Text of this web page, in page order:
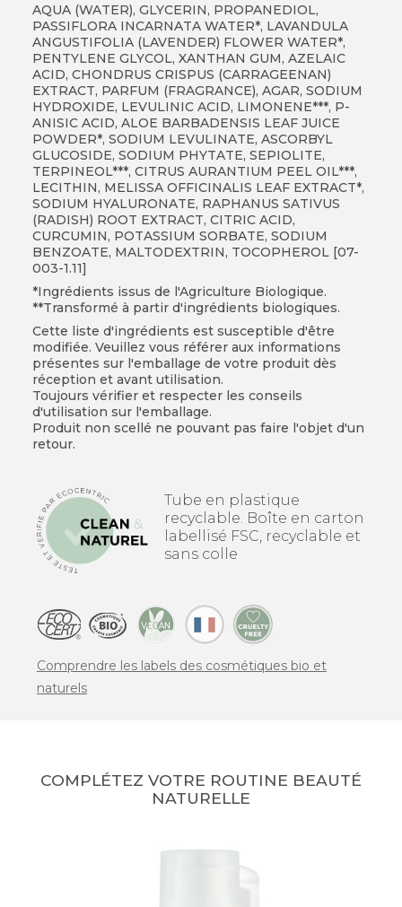
AQUA (WATER), GLYCERIN, PROPANEDIOL,
PASSIFLORA INCARNATA WATER*, LAVANDULA
ANGUSTIFOLIA (LAVENDER) FLOWER WATER*,
PENTYLENE GLYCOL, XANTHAN GUM, AZELAIC
ACID, CHONDRUS CRISPUS (CARRAGEENAN)
EXTRACT, PARFUM (FRAGRANCE), AGAR, SODIUM
HYDROXIDE, LEVULINIC ACID, LIMONENE***, P-
ANISIC ACID, ALOE BARBADENSIS LEAF JUICE
POWDER*, SODIUM LEVULINATE, ASCORBYL
GLUCOSIDE, SODIUM PHYTATE, SEPIOLITE,
TERPINEOL***, CITRUS AURANTIUM PEEL OIL***,
LECITHIN, MELISSA OFFICINALIS LEAF EXTRACT*,
SODIUM HYALURONATE, RAPHANUS SATIVUS
(RADISH) ROOT EXTRACT, CITRIC ACID,
CURCUMIN, POTASSIUM SORBATE, SODIUM
BENZOATE, MALTODEXTRIN, TOCOPHEROL [07-
003-1.11]​
*Ingrédients issus de l'Agriculture Biologique.​
**Transformé à partir d'ingrédients biologiques.​
Cette liste d'ingrédients est susceptible d'être
modifiée. Veuillez vous référer aux informations
présentes sur l'emballage de votre produit dès
réception et avant utilisation.
Toujours vérifier et respecter les conseils
d'utilisation sur l'emballage.
Produit non scellé ne pouvant pas faire l'objet d'un
retour.
Tube en plastique
recyclable. Boîte en carton
labellisé FSC, recyclable et
sans colle
Comprendre les labels des cosmétiques bio et
naturels
COMPLÉTEZ VOTRE ROUTINE BEAUTÉ
NATURELLE